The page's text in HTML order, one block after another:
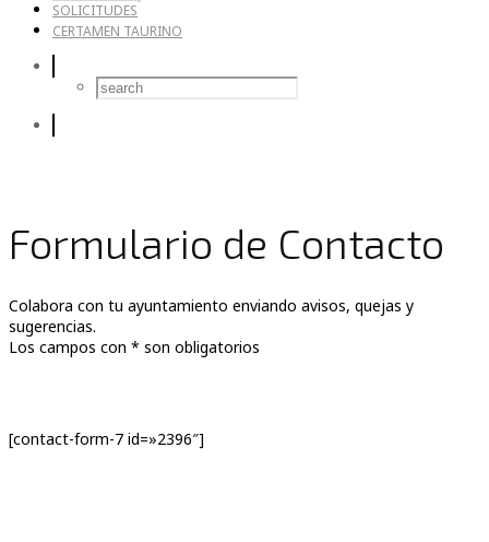
SOLICITUDES
CERTAMEN TAURINO
Formulario de Contacto
Colabora con tu ayuntamiento enviando avisos, quejas y
sugerencias.
Los campos con * son obligatorios
[contact-form-7 id=»2396″]